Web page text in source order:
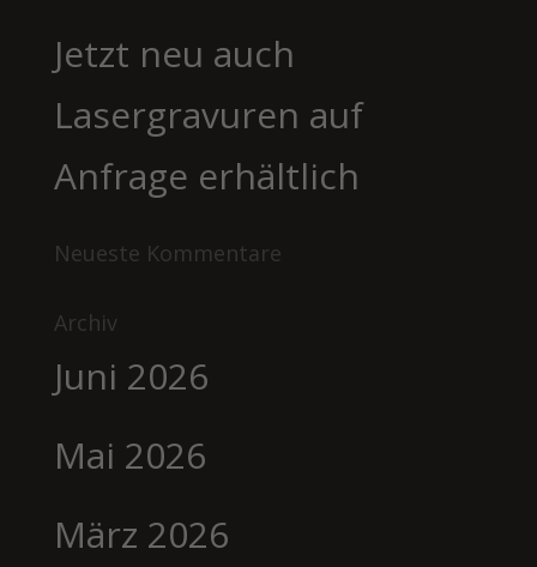
Jetzt neu auch
Lasergravuren auf
Anfrage erhältlich
Neueste Kommentare
Archiv
Juni 2026
Mai 2026
März 2026